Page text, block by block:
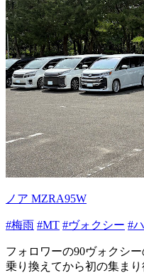
ノア MZRA95W
#梅雨 #MT #ヴォクシー #
フォロワーの90ヴォクシ
乗り換えてから初の集ま